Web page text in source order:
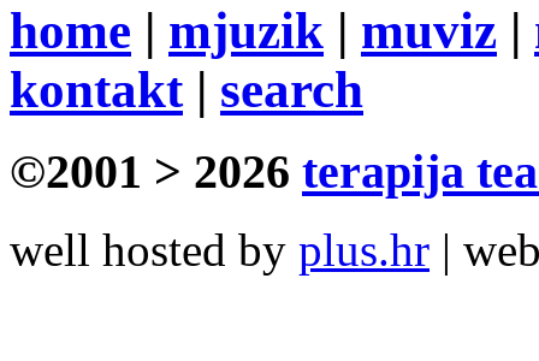
home | mjuzik | muviz |
kontakt| search
©2001 > 2026 terapija
well hosted by plus.hr |